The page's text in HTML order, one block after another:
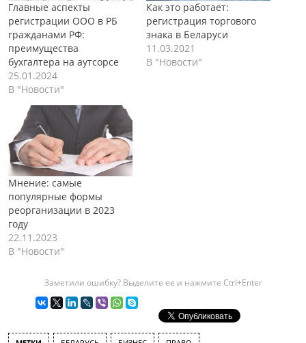
Главные аспекты
регистрации ООО в РБ
гражданами РФ:
преимущества
бухгалтера на аутсорсе
25.01.2024
В "Новости"
Как это работает:
регистрация торгового
знака в Беларуси
11.03.2021
В "Новости"
Мнение: самые
популярные формы
реорганизации в 2023
году
22.11.2023
В "Новости"
Заметили ошибку? Выделите ее и нажмите Ctrl+Enter